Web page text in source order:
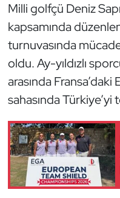
Milli golfçü Deniz
kapsamında
turnuvasında
oldu. Ay-yıldızlı
arasında
sahasında
Dans Sporları
Dövüş Sanatı
E-Spor
Eskrim
Futbol
Futsal